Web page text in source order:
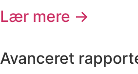
Lær mere →
Avanceret